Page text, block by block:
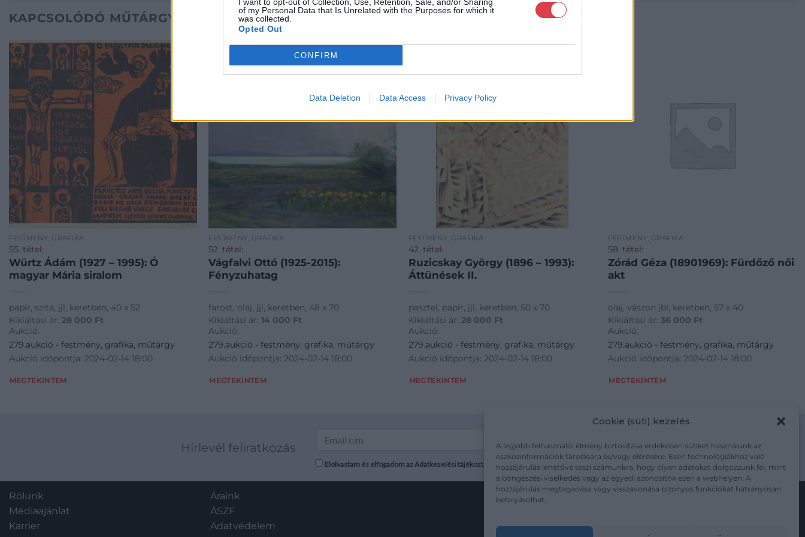
of my Personal Data that Is Unrelated with the Purposes for which it
was collected.
Opted Out
CONFIRM
Data Deletion Data Access Privacy Policy
Cookie (süti) kezelés
A legjobb felhasználói élmény biztosítása érdekében sütiket használunk az
eszközinformációk tárolására és/vagy elérésére. Ezen technológiákhoz való
hozzájárulás lehetővé teszi számunkra, hogy olyan adatokat dolgozzunk fel, mint
a böngészési viselkedés vagy az egyedi azonosítók ezen a webhelyen. A
hozzájárulás megtagadása vagy visszavonása bizonyos funkciókat hátrányosan
befolyásolhat.
KAPCSOLÓDÓ MŰTÁRGYAK
FESTMÉNY, GRAFIKA
55. tétel:
Würtz Ádám (1927 – 1995): Ó
magyar Mária siralom
papír, szita, jjl, keretben, 40 x 52
Kikiáltási ár: 28 000 Ft
Aukció:
279.aukció - festmény, grafika, műtárgy
Aukció időpontja: 2024-02-14 18:00
MEGTEKINTEM
FESTMÉNY, GRAFIKA
52. tétel:
Vágfalvi Ottó (1925-2015):
Fényzuhatag
farost, olaj, jjl, keretben, 48 x 70
Kikiáltási ár:14 000 Ft
Aukció:
279.aukció - festmény, grafika, műtárgy
Aukció időpontja: 2024-02-14 18:00
MEGTEKINTEM
FESTMÉNY, GRAFIKA
42. tétel:
Ruzicskay György (1896 – 1993):
Áttünések II.
pasztel, papír, jjl, keretben, 50 x 70
Kikiáltási ár: 28 000 Ft
Aukció:
279.aukció - festmény, grafika, műtárgy
Aukció időpontja: 2024-02-14 18:00
MEGTEKINTEM
FESTMÉNY, GRAFIKA
58. tétel:
Zórád Géza (18901969): Fürdőző női
akt
olaj, vászon jbl, keretben, 57 x 40
Kikiáltási ár:36 000 Ft
Aukció:
279.aukció - festmény, grafika, műtárgy
Aukció időpontja: 2024-02-14 18:00
MEGTEKINTEM
Hírlevél feliratkozás
Elolvastam és elfogadom az Adatkezelési tájékoztatót: mutargy.com/adatkezelesi-tajekoztato/
Rólunk
Médiaajánlat
Karrier
Áraink
ÁSZF
Adatvédelem